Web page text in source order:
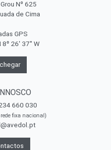
Nº 625
de Cima
GPS
8º 26' 37'' W
660 030
fixa nacional)